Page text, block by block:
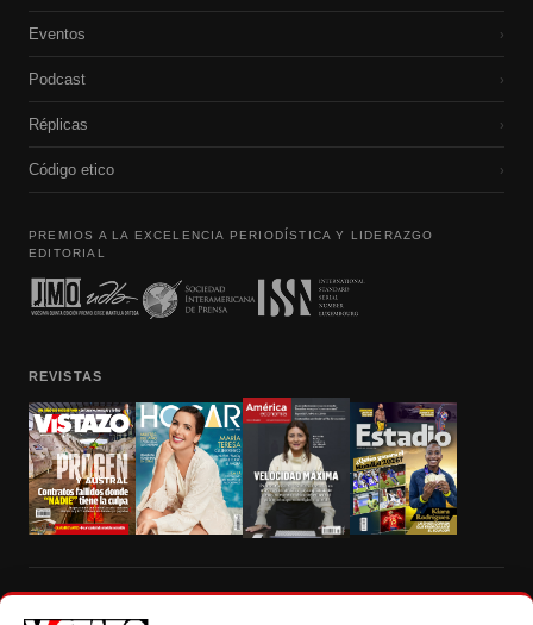
Eventos ›
Podcast ›
Réplicas ›
Código etico ›
PREMIOS A LA EXCELENCIA PERIODÍSTICA Y LIDERAZGO
EDITORIAL
REVISTAS
autorización escrita de su titular, de todos los contenidos de Vistazo.com.